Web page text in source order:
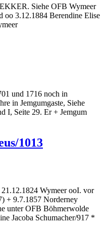
Siehe OFB Wymeer
oo 3.12.1884 Berendine Elise
und 1716 noch in
in Jemgumgaste, Siehe
I, Seite 29. Er + Jemgum
1013
Wymeer ooI. vor
+ 9.7.1857 Norderney
unter OFB Böhmerwolde
Jacoba Schumacher/917 *